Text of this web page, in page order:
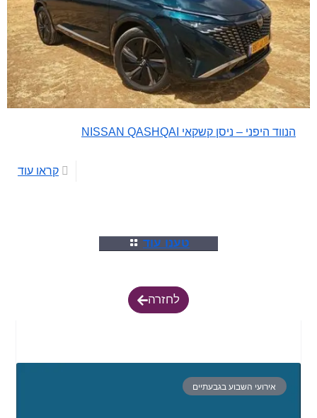
הנווד היפני – ניסן קשקאי NISSAN QASHQAI
קראו עוד
טענו עוד
לחזרה
אירועי השבוע בגבעתיים